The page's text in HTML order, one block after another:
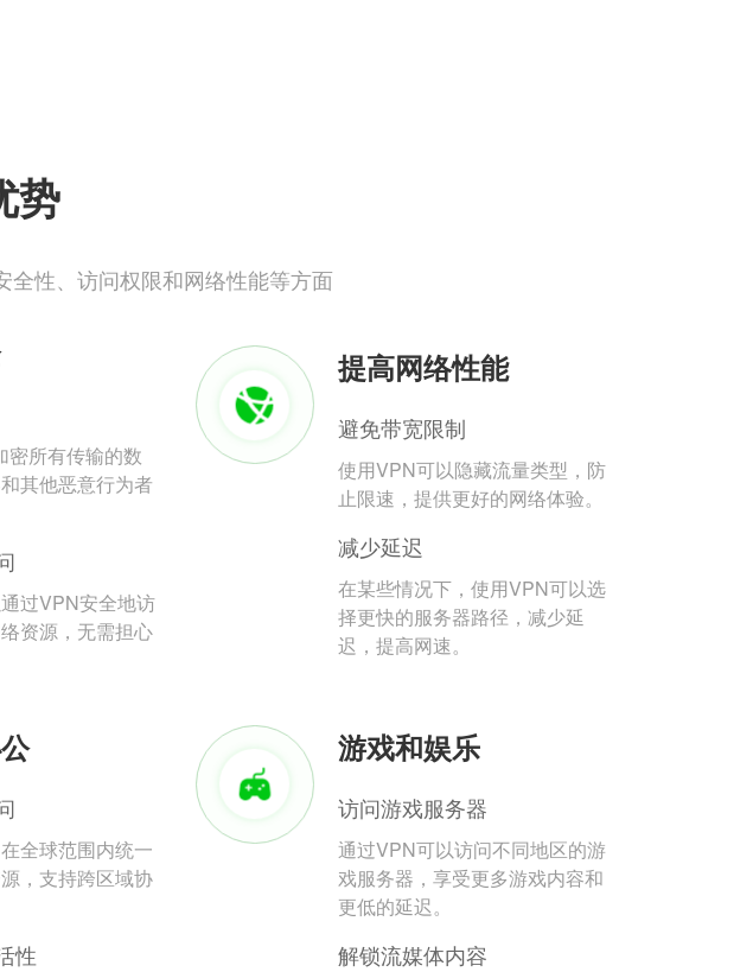
势
全性、访问权限和网络性能等方面
密所有传输的数
其他恶意行为者
过VPN安全地访
资源，无需担心
提高网络性能
避免带宽限制
使用VPN可以隐藏流量类型，防
止限速，提供更好的网络体验。
减少延迟
在某些情况下，使用VPN可以选
择更快的服务器路径，减少延
迟，提高网速。
全球范围内统一
，支持跨区域协
性
游戏和娱乐
访问游戏服务器
通过VPN可以访问不同地区的游
戏服务器，享受更多游戏内容和
更低的延迟。
解锁流媒体内容